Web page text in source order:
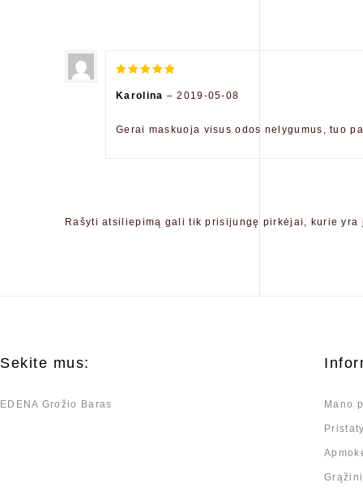
Karolina – 2019-05-08
Gerai maskuoja visus odos nelygumus, tuo
Rašyti atsiliepimą gali tik prisijungę pirkėjai, kurie yra
Sekite mus:
EDENA Grožio Baras Mano